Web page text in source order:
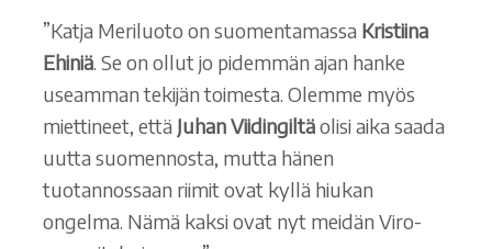
”Katja Meriluoto on suomentamassa Kristiina
Ehiniä. Se on ollut jo pidemmän ajan hanke
useamman tekijän toimesta. Olemme myös
miettineet, että Juhan Viidingiltäolisi aika saada
uutta suomennosta, mutta hänen
tuotannossaan riimit ovat kyllä hiukan
ongelma. Nämä kaksi ovat nyt meidän Viro-